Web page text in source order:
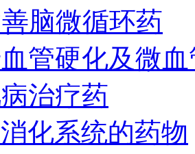
脑微循环药
管硬化及微
治疗药
化系统的药物